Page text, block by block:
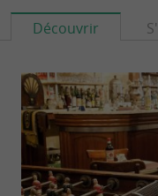
Découvrir